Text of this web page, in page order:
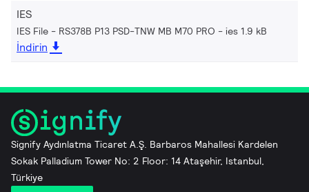
IES
IES File - RS378B P13 PSD-TNW MB M70 PRO ies 1.9 kB
İndirin
Signify Aydınlatma Ticaret A.Ş. Barbaros Mahallesi Kardelen
Sokak Palladium Tower No: 2 Floor: 14 Ataşehir, Istanbul,
Türkiye